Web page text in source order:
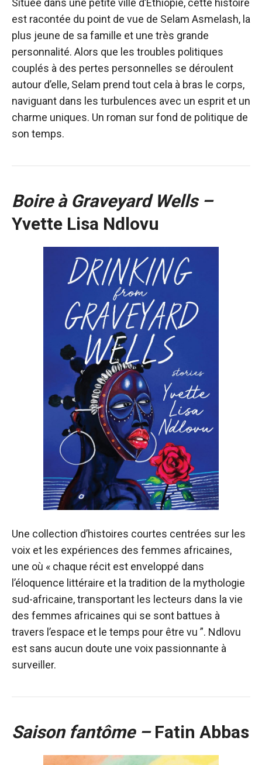
Située dans une petite ville d’Éthiopie, cette histoire
est racontée du point de vue de Selam Asmelash, la
plus jeune de sa famille et une très grande
personnalité. Alors que les troubles politiques
couplés à des pertes personnelles se déroulent
autour d’elle, Selam prend tout cela à bras le corps,
naviguant dans les turbulences avec un esprit et un
charme uniques. Un roman sur fond de politique de
son temps.
Boire à Graveyard Wells –
Yvette Lisa Ndlovu
Une collection d’histoires courtes centrées sur les
voix et les expériences des femmes africaines,
une où « chaque récit est enveloppé dans
l’éloquence littéraire et la tradition de la mythologie
sud-africaine, transportant les lecteurs dans la vie
des femmes africaines qui se sont battues à
travers l’espace et le temps pour être vu ”. Ndlovu
est sans aucun doute une voix passionnante à
surveiller.
Saison fantôme –Fatin Abbas